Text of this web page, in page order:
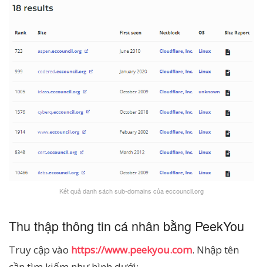
Kết quả danh sách sub-domains của eccouncil.org
Thu thập thông tin cá nhân bằng PeekYou
Truy cập vào https://www.peekyou.com. Nhập tên